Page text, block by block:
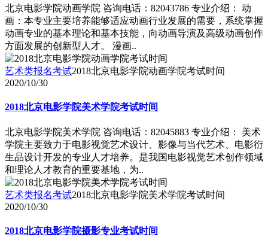
北京电影学院动画学院 咨询电话：82043786 专业介绍： 动
画：本专业主要培养能够适应动画行业发展的需要，系统掌握
动画专业的基本理论和基本技能，向动画导演及高级动画创作
方面发展的创新型人才。 漫画..
艺术类报名考试2018北京电影学院动画学院考试时间
2020/10/30
2018北京电影学院美术学院考试时间
北京电影学院美术学院 咨询电话：82045883 专业介绍： 美术
学院主要致力于电影视觉艺术设计、影像与当代艺术、电影衍
生品设计开发的专业人才培养。是我国电影视觉艺术创作领域
和理论人才教育的重要基地，为..
艺术类报名考试2018北京电影学院美术学院考试时间
2020/10/30
2018北京电影学院摄影专业考试时间